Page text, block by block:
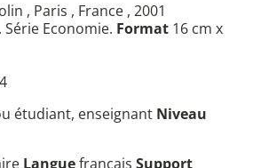
, Paris , France , 2001
Série Economie. Format 16 cm x
étudiant, enseignant Niveau
Languefrançais Support